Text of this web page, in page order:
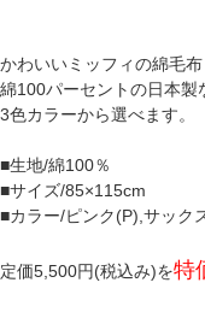
かわいいミッフィの綿毛布
綿100パーセントの日本製
3色カラーから選べます。
■生地/綿100％
■サイズ/85×115cm
■カラー/ピンク(P),サック
定価5,500円(税込み)を特